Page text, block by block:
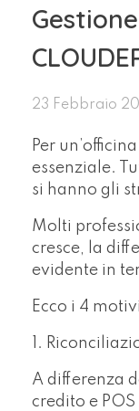
23 Febbraio
Per
essenziale.
si hanno gli
Molti
cresce, la
evidente in
Ecco i 4
1.
A differenza
credito e